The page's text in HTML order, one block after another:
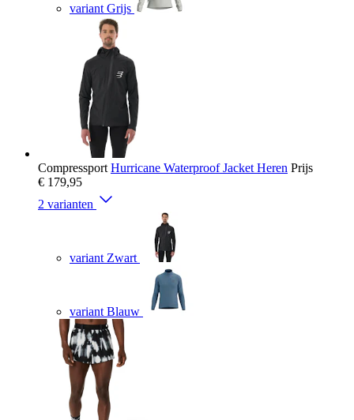
variant Grijs
Compressport Hurricane Waterproof Jacket Heren Prijs
€ 179,95
2 varianten
variant Zwart
variant Blauw